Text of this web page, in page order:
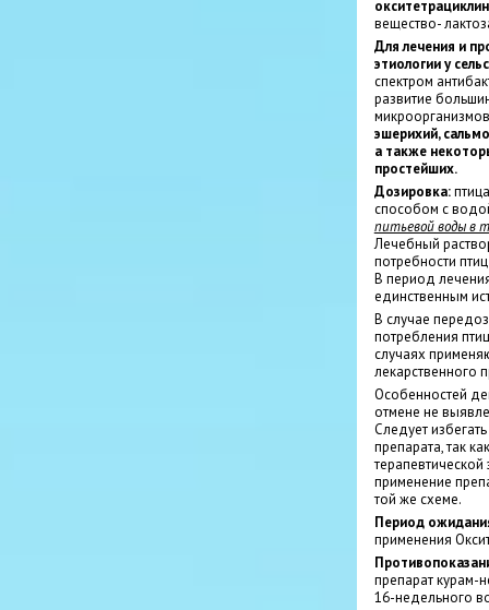
вещество-
Для лечения и
этиологии у
спектром
развитие
эшерихий,
а также
простейших.
Дозировка:
способом с
питьевой воды в
Лечебный
потребности
В период
единственным
В случае
потребления
случаях
лекарственного
Особенностей
отмене не
Следует
препарата, так
применение
той же схеме.
Период
применения
препарат курам-
16-недельного